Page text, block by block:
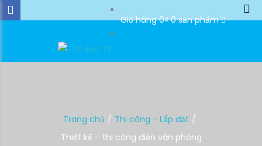
Giỏ hàng0₫ 0 sản phẩm
Trang chủ
Thi công - Lắp đặt
Thiết kế – thi công điện văn phòng